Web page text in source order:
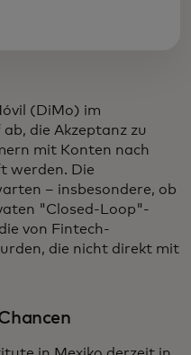
(DiMo) im
die Akzeptanz zu
mit Konten nach
werden. Die
– insbesondere, ob
"Closed-Loop"-
von Fintech-
die nicht direkt mit